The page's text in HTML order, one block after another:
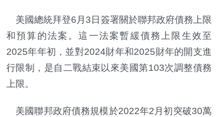
美國總統拜登6月3日簽署關於聯邦政府債務上限
和預算的法案。這一法案暫緩債務上限生效至
2025年年初，並對2024財年和2025財年的開支進
行限制，是自二戰結束以來美國第103次調整債務
上限。
美國聯邦政府債務規模於2022年2月初突破30萬